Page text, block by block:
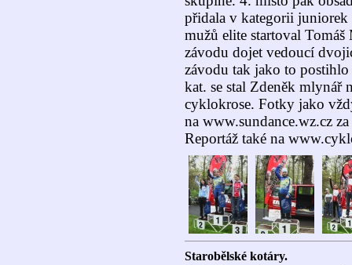
přidala v kategorii
mužů elite startoval
závodu dojet vedoucí
závodu tak jako to
kat. se stal Zdeněk mlynář
cyklokrose. Fotky jako
na www.sundance.wz.cz
Reportáž také na
Starobělské kotáry.